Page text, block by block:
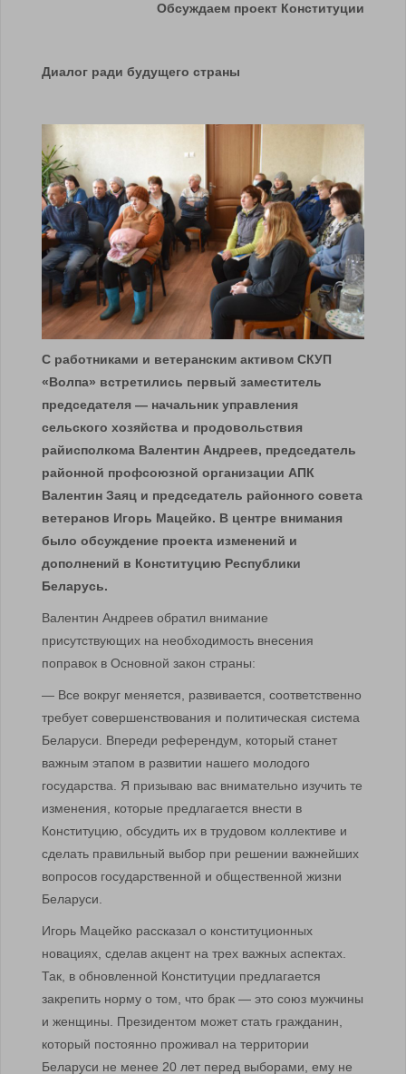
Обсуждаем проект Конституции
Диалог ради будущего страны
С работниками и ветеранским активом СКУП
«Волпа» встретились первый заместитель
председателя — начальник управления
сельского хозяйства и продовольствия
райисполкома Валентин Андреев, председатель
районной профсоюзной организации АПК
Валентин Заяц и председатель районного совета
ветеранов Игорь Мацейко. В центре внимания
было обсуждение проекта изменений и
дополнений в Конституцию Республики
Беларусь.
Валентин Андреев обратил внимание
присутствующих на необходимость внесения
поправок в Основной закон страны:
— Все вокруг меняется, развивается, соответственно
требует совершенствования и политическая система
Беларуси. Впереди референдум, который станет
важным этапом в развитии нашего молодого
государства. Я призываю вас внимательно изучить те
изменения, которые предлагается внести в
Конституцию, обсудить их в трудовом коллективе и
сделать правильный выбор при решении важнейших
вопросов государственной и общественной жизни
Беларуси.
Игорь Мацейко рассказал о конституционных
новациях, сделав акцент на трех важных аспектах.
Так, в обновленной Конституции предлагается
закрепить норму о том, что брак — это союз мужчины
и женщины. Президентом может стать гражданин,
который постоянно проживал на территории
Беларуси не менее 20 лет перед выборами, ему не